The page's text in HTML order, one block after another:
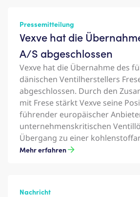
Pressemitteilung
Vexve hat die
A/S abgeschlossen
Vexve hat die Übernahme des
dänischen Ventilherstellers
abgeschlossen. Durch den
mit Frese stärkt Vexve seine
führender europäischer
unternehmenskritischen
Übergang zu einer
Mehr erfahren
Nachricht